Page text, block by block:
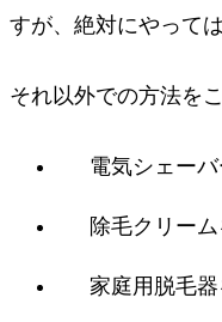
すが、絶対にやって
それ以外での方法を
電気シェー
除毛クリー
家庭用脱毛